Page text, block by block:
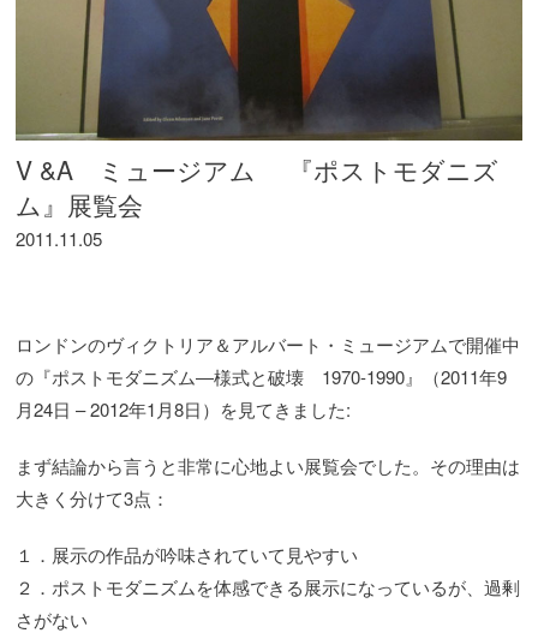
V &A ミュージアム 『ポストモダニズ
ム』展覧会
2011.11.05
ロンドンのヴィクトリア＆アルバート・ミュージアムで開催中
の『ポストモダニズム―様式と破壊 1970-1990』（2011年9
月24日 – 2012年1月8日）を見てきました:
まず結論から言うと非常に心地よい展覧会でした。その理由は
大きく分けて3点：
１．展示の作品が吟味されていて見やすい
２．ポストモダニズムを体感できる展示になっているが、過剰
さがない